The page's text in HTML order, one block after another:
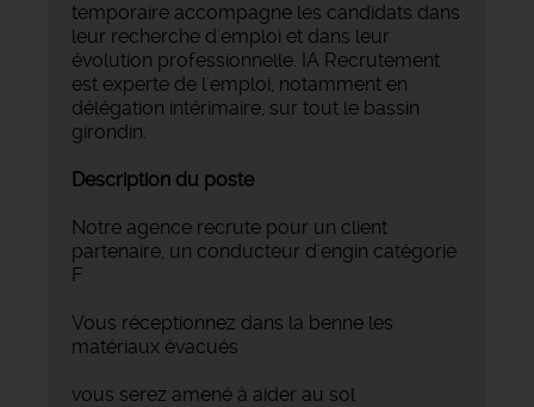
temporaire accompagne les candidats dans
leur recherche d'emploi et dans leur
évolution professionnelle. IA Recrutement
est experte de l'emploi, notamment en
délégation intérimaire, sur tout le bassin
girondin.
Description du poste
Notre agence recrute pour un client
partenaire, un conducteur d'engin catégorie
F
Vous réceptionnez dans la benne les
matériaux évacués
vous serez amené à aider au sol